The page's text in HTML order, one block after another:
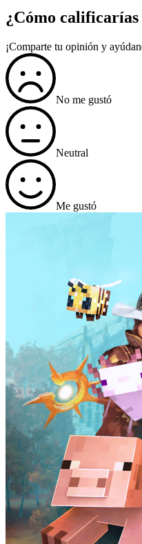
¿Cómo calificarías
¡Comparte tu opinión y
No me gustó
Neutral
Me gustó